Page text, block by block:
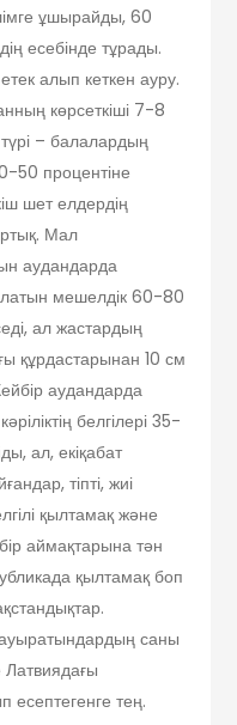
ұшырайды, 60
есебінде тұрады.
алып кеткен ауру.
көрсеткіші 7-8
– балалардың
50 процентіне
шет елдердің
Мал
аудандарда
мешелдік 60-80
ал жастардың
құрдастарынан 10 см
аудандарда
белгілері 35-
ал, екіқабат
тіпті, жиі
қылтамақ және
аймақтарына тән
қылтамақ боп
саны
есептегенге тең.